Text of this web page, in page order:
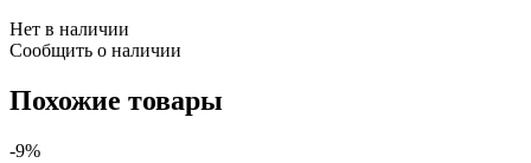
Нет в наличии
Сообщить о наличии
Похожие товары
-9%